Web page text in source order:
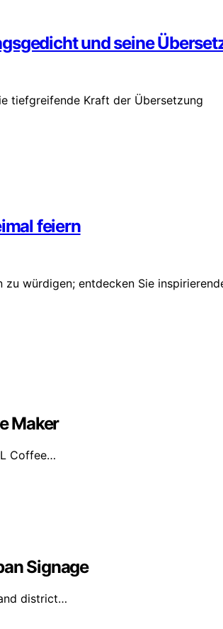
und seine
tiefgreifende Kraft der Übersetzung
feiern
würdigen; entdecken Sie
Maker
Coffee…
Signage
district…